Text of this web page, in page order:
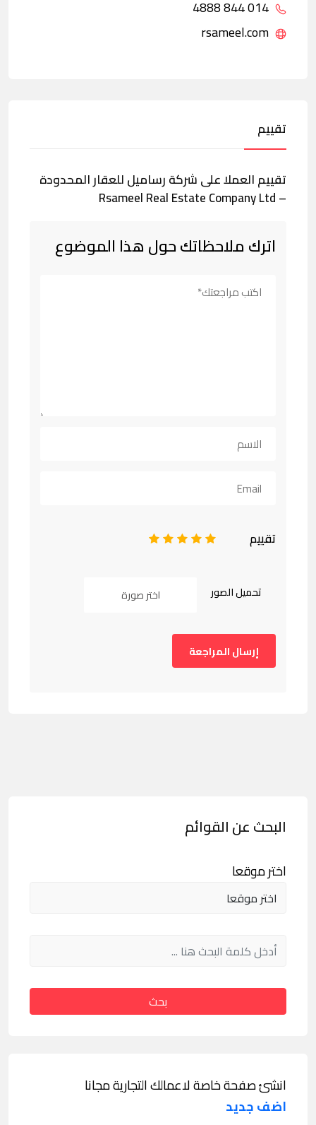
تقييم
تقييم العملا على شركة رساميل للعقار المحدودة
– Rsameel Real Estate Company Ltd
اترك ملاحظاتك حول هذا الموضوع
تقييم 5
4
3
2
تحميل الصور اختر صورة
البحث عن القوائم
اختر موقعا
بحث
انشئ صفحة خاصة لاعمالك التجارية مجانا
اضف جديد